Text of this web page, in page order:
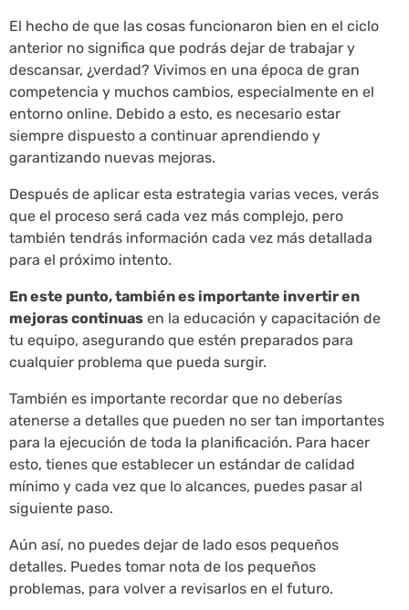
El hecho de que las cosas funcionaron bien en el ciclo
anterior no significa que podrás dejar de trabajar y
descansar, ¿verdad? Vivimos en una época de gran
competencia y muchos cambios, especialmente en el
entorno online. Debido a esto, es necesario estar
siempre dispuesto a continuar aprendiendo y
garantizando nuevas mejoras.
Después de aplicar esta estrategia varias veces, verás
que el proceso será cada vez más complejo, pero
también tendrás información cada vez más detallada
para el próximo intento.
En este punto, también es importante invertir en
mejoras continuas en la educación y capacitación de
tu equipo, asegurando que estén preparados para
cualquier problema que pueda surgir.
También es importante recordar que no deberías
atenerse a detalles que pueden no ser tan importantes
para la ejecución de toda la planificación. Para hacer
esto, tienes que establecer un estándar de calidad
mínimo y cada vez que lo alcances, puedes pasar al
siguiente paso.
Aún así, no puedes dejar de lado esos pequeños
detalles. Puedes tomar nota de los pequeños
problemas, para volver a revisarlos en el futuro.